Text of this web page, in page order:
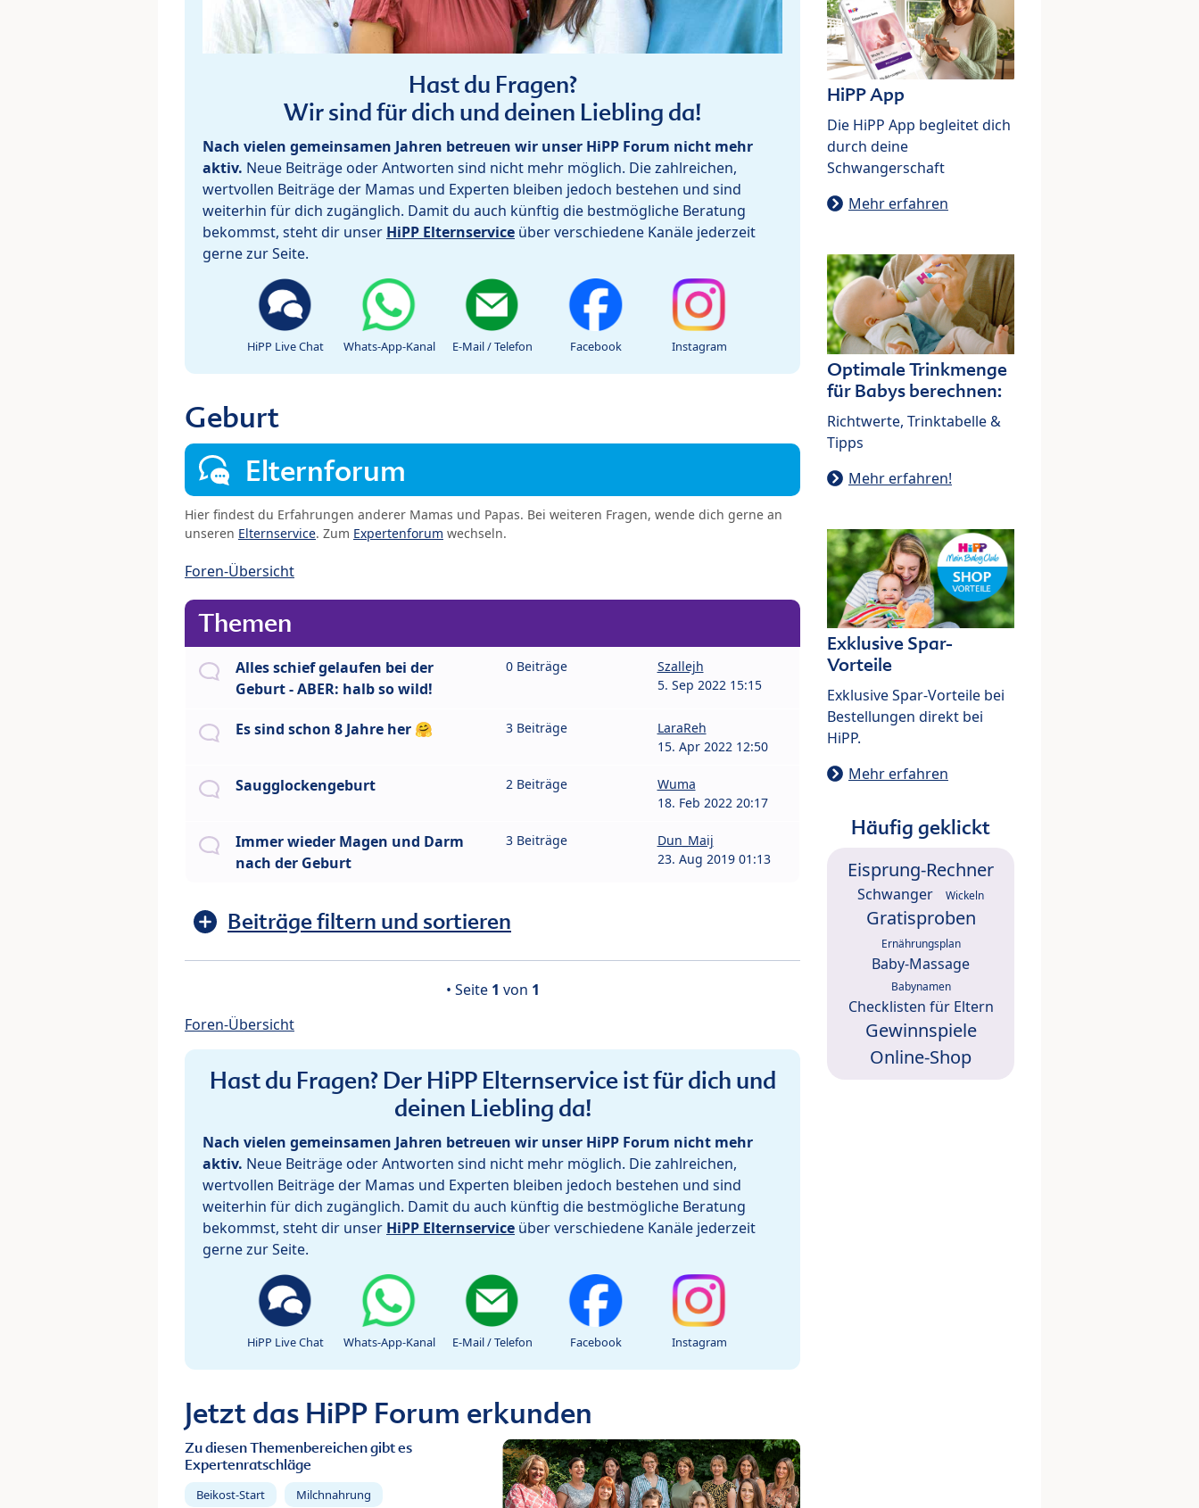
Hast du Fragen?
Wir sind für dich und deinen Liebling da!
Nach vielen gemeinsamen Jahren betreuen wir unser HiPP Forum nicht mehr
aktiv. Neue Beiträge oder Antworten sind nicht mehr möglich. Die zahlreichen,
wertvollen Beiträge der Mamas und Experten bleiben jedoch bestehen und sind
weiterhin für dich zugänglich. Damit du auch künftig die bestmögliche Beratung
bekommst, steht dir unser HiPP Elternservice über verschiedene Kanäle jederzeit
gerne zur Seite.
HiPP Live Chat Whats-App-Kanal E-Mail / Telefon Facebook Instagram
Geburt
Elternforum
Hier findest du Erfahrungen anderer Mamas und Papas. Bei weiteren Fragen, wende dich gerne an
unseren Elternservice. Zum Expertenforum wechseln.
Foren-Übersicht
Themen
Alles schief gelaufen bei der
Geburt - ABER: halb so wild!
0 Beiträge
Szallejh
5. Sep 2022 15:15
Es sind schon 8 Jahre her 🤗 3 Beiträge
LaraReh
15. Apr 2022 12:50
Saugglockengeburt 2 Beiträge
Wuma
18. Feb 2022 20:17
Immer wieder Magen und Darm
nach der Geburt
3 Beiträge
Dun_Maij
23. Aug 2019 01:13
Beiträge filtern und sortieren
• Seite 1 von 1
Foren-Übersicht
Hast du Fragen? Der HiPP Elternservice ist für dich und
deinen Liebling da!
Nach vielen gemeinsamen Jahren betreuen wir unser HiPP Forum nicht mehr
aktiv. Neue Beiträge oder Antworten sind nicht mehr möglich. Die zahlreichen,
wertvollen Beiträge der Mamas und Experten bleiben jedoch bestehen und sind
weiterhin für dich zugänglich. Damit du auch künftig die bestmögliche Beratung
bekommst, steht dir unser HiPP Elternservice über verschiedene Kanäle jederzeit
gerne zur Seite.
HiPP Live Chat Whats-App-Kanal E-Mail / Telefon Facebook Instagram
Jetzt das HiPP Forum erkunden
Zu diesen Themenbereichen gibt es
Expertenratschläge
Beikost-Start Milchnahrung
HiPP App
Die HiPP App begleitet dich
durch deine
Schwangerschaft
Mehr erfahren
Optimale Trinkmenge
für Babys berechnen:
Richtwerte, Trinktabelle &
Tipps
Mehr erfahren!
Exklusive Spar-
Vorteile
Exklusive Spar-Vorteile bei
Bestellungen direkt bei
HiPP.
Mehr erfahren
Häufig geklickt
Eisprung-Rechner
Schwanger Wickeln
Gratisproben
Ernährungsplan
Baby-Massage
Babynamen
Checklisten für Eltern
Gewinnspiele
Online-Shop